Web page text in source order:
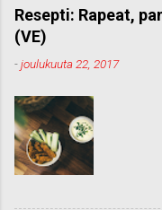
m
e
n
t
Resepti: Rapeat,
(VE)
-joulukuuta 22, 2017